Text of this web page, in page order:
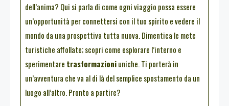
dell’anima? Qui si parla di come ogni viaggio possa essere
un’opportunità per connettersi con il tuo spirito e vedere il
mondo da una prospettiva tutta nuova. Dimentica le mete
turistiche affollate; scopri come esplorare l’interno e
sperimentare trasformazioniuniche. Ti porterà in
un’avventura che va al di là del semplice spostamento da un
luogo all’altro. Pronto a partire?